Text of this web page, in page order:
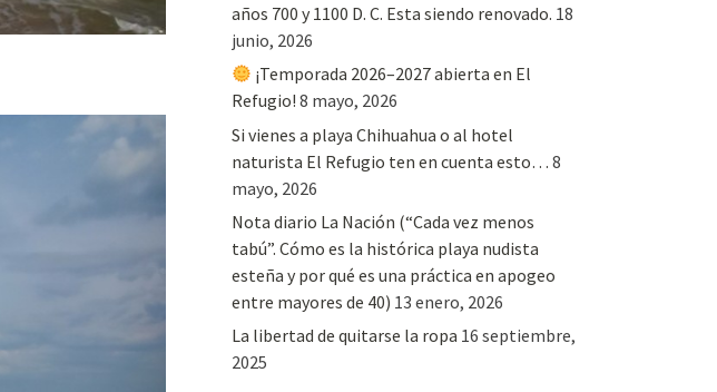
años 700 y 1100 D. C. Esta siendo renovado. 18
junio, 2026
¡Temporada 2026–2027 abierta en El
Refugio! 8 mayo, 2026
Si vienes a playa Chihuahua o al hotel
naturista El Refugio ten en cuenta esto… 8
mayo, 2026
Nota diario La Nación (“Cada vez menos
tabú”. Cómo es la histórica playa nudista
esteña y por qué es una práctica en apogeo
entre mayores de 40) 13 enero, 2026
La libertad de quitarse la ropa 16 septiembre,
2025